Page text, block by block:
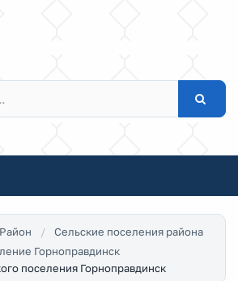
Район
Сельские поселения района
Горноправдинск
поселения Горноправдинск